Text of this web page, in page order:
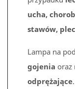
ucha,
stawów,
Lampa na
gojenia oraz
odprężające.